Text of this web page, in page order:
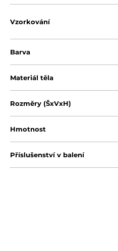
Vzorkování
Barva
Materiál těla
Rozměry (ŠxVxH)
Hmotnost
Příslušenství v balení